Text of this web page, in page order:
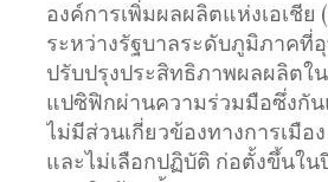
องค์การเพิ่มผลผลิตแห่งเอเชีย
ระหว่างรัฐบาลระดับภูมิภาคที่
ปรับปรุงประสิทธิภาพผลผลิตใ
แปซิฟิกผ่านความร่วมมือซึ่งกั
ไม่มีส่วนเกี่ยวข้องทางการเมือ
และไม่เลือกปฏิบัติ ก่อตั้งขึ้นใน